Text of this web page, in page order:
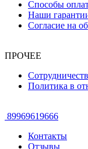
Способы
Наши
Согласие на
ПРОЧЕЕ
Политика в
89969619666
Контакты
Отзывы